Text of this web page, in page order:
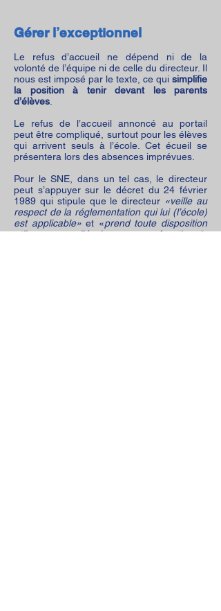
Gérer l’exceptionnel
Le refus d’accueil ne dépend ni de la
volonté de l’équipe ni de celle du directeur. Il
nous est imposé par le texte, ce qui simplifie
la position à tenir devant les parents
d’élèves
Le refus de l’accueil annoncé au portail
peut être compliqué, surtout pour les élèves
qui arrivent seuls à l’école. Cet écueil se
présentera lors des absences imprévues.
Pour le SNE, dans un tel cas, le directeur
peut s’appuyer sur le décret du 24 février
1989 qui stipule que le directeur «veille au
respect de la réglementation qui lui (l’école)
est applicable»et «prend toute disposition
utile pour que l’école assure sa fonction de